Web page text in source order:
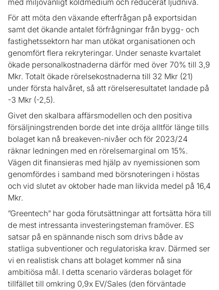
med miljövänligt köldmedium och reducerat ljudnivå.
För att möta den växande efterfrågan på exportsidan
samt det ökande antalet förfrågningar från bygg- och
fastighetssektorn har man utökat organisationen och
genomfört flera rekryteringar. Under senaste kvartalet
ökade personalkostnaderna därför med över 70% till 3,9
Mkr. Totalt ökade rörelsekostnaderna till 32 Mkr (21)
under första halvåret, så att rörelseresultatet landade på
-3 Mkr (-2,5).
Givet den skalbara affärsmodellen och den positiva
försäljningstrenden borde det inte dröja alltför länge tills
bolaget kan nå breakeven-nivåer och för 2023/24
räknar ledningen med en rörelsemarginal om 15%.
Vägen dit finansieras med hjälp av nyemissionen som
genomfördes i samband med börsnoteringen i höstas
och vid slutet av oktober hade man likvida medel på 16,4
Mkr.
”Greentech” har goda förutsättningar att fortsätta höra till
de mest intressanta investeringsteman framöver. ES
satsar på en spännande nisch som drivs både av
statliga subventioner och regulatoriska krav. Därmed ser
vi en realistisk chans att bolaget kommer nå sina
ambitiösa mål. I detta scenario värderas bolaget för
tillfället till omkring 0,9x EV/Sales (den förväntade